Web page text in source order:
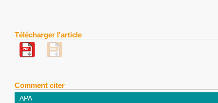
Télécharger l'article
Comment citer
APA